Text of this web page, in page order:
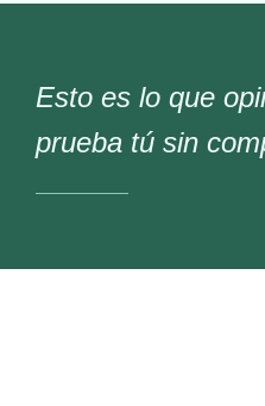
Esto es lo que
prueba tú sin